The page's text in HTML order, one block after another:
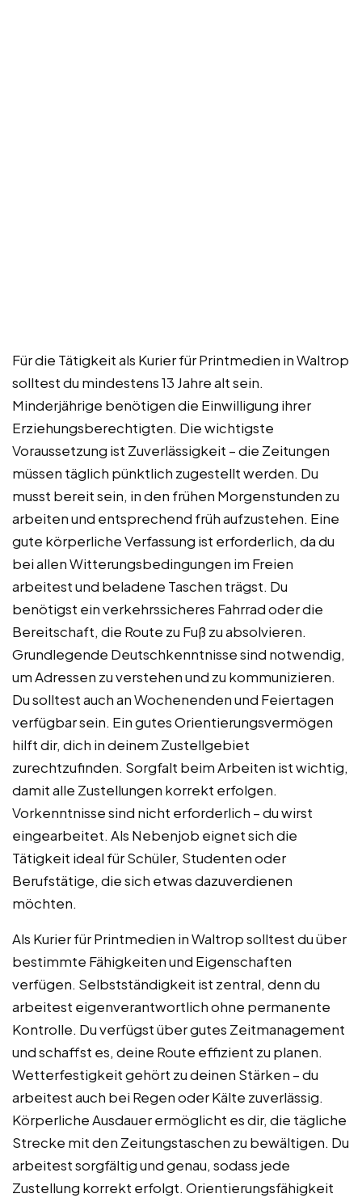
Für die Tätigkeit als Kurier für Printmedien in Waltrop
solltest du mindestens 13 Jahre alt sein.
Minderjährige benötigen die Einwilligung ihrer
Erziehungsberechtigten. Die wichtigste
Voraussetzung ist Zuverlässigkeit – die Zeitungen
müssen täglich pünktlich zugestellt werden. Du
musst bereit sein, in den frühen Morgenstunden zu
arbeiten und entsprechend früh aufzustehen. Eine
gute körperliche Verfassung ist erforderlich, da du
bei allen Witterungsbedingungen im Freien
arbeitest und beladene Taschen trägst. Du
benötigst ein verkehrssicheres Fahrrad oder die
Bereitschaft, die Route zu Fuß zu absolvieren.
Grundlegende Deutschkenntnisse sind notwendig,
um Adressen zu verstehen und zu kommunizieren.
Du solltest auch an Wochenenden und Feiertagen
verfügbar sein. Ein gutes Orientierungsvermögen
hilft dir, dich in deinem Zustellgebiet
zurechtzufinden. Sorgfalt beim Arbeiten ist wichtig,
damit alle Zustellungen korrekt erfolgen.
Vorkenntnisse sind nicht erforderlich – du wirst
eingearbeitet. Als Nebenjob eignet sich die
Tätigkeit ideal für Schüler, Studenten oder
Berufstätige, die sich etwas dazuverdienen
möchten.
Als Kurier für Printmedien in Waltrop solltest du über
bestimmte Fähigkeiten und Eigenschaften
verfügen. Selbstständigkeit ist zentral, denn du
arbeitest eigenverantwortlich ohne permanente
Kontrolle. Du verfügst über gutes Zeitmanagement
und schaffst es, deine Route effizient zu planen.
Wetterfestigkeit gehört zu deinen Stärken – du
arbeitest auch bei Regen oder Kälte zuverlässig.
Körperliche Ausdauer ermöglicht es dir, die tägliche
Strecke mit den Zeitungstaschen zu bewältigen. Du
arbeitest sorgfältig und genau, sodass jede
Zustellung korrekt erfolgt. Orientierungsfähigkeit